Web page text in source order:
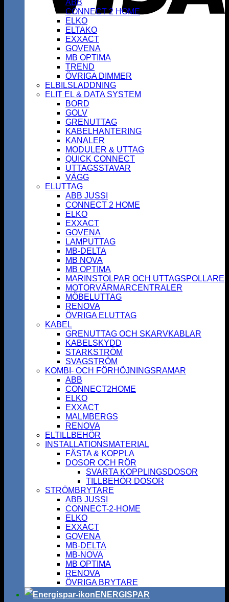
ABB
CONNECT 2 HOME
ELKO
ELTAKO
EXXACT
GOVENA
MB OPTIMA
TREND
ÖVRIGA DIMMER
ELBILSLADDNING
ELIT EL & DATA SYSTEM
BORD
GOLV
GRENUTTAG
KABELHANTERING
KANALER
MODULER & UTTAG
QUICK CONNECT
UTTAGSSTAVAR
VÄGG
ELUTTAG
ABB JUSSI
CONNECT 2 HOME
ELKO
EXXACT
GOVENA
LAMPUTTAG
MB-DELTA
MB NOVA
MB OPTIMA
MARINSTOLPAR OCH UTTAGSPOLLARE
MOTORVÄRMARCENTRALER
MÖBELUTTAG
RENOVA
ÖVRIGA ELUTTAG
KABEL
GRENUTTAG OCH SKARVKABLAR
KABELSKYDD
STARKSTRÖM
SVAGSTRÖM
KOMBI- OCH FÖRHÖJNINGSRAMAR
ABB
CONNECT2HOME
ELKO
EXXACT
MALMBERGS
RENOVA
ELTILLBEHÖR
INSTALLATIONSMATERIAL
FÄSTA & KOPPLA
DOSOR OCH RÖR
SVARTA KOPPLINGSDOSOR
TILLBEHÖR DOSOR
STRÖMBRYTARE
ABB JUSSI
CONNECT-2-HOME
ELKO
EXXACT
GOVENA
MB-DELTA
MB-NOVA
MB OPTIMA
RENOVA
ÖVRIGA BRYTARE
ENERGISPAR